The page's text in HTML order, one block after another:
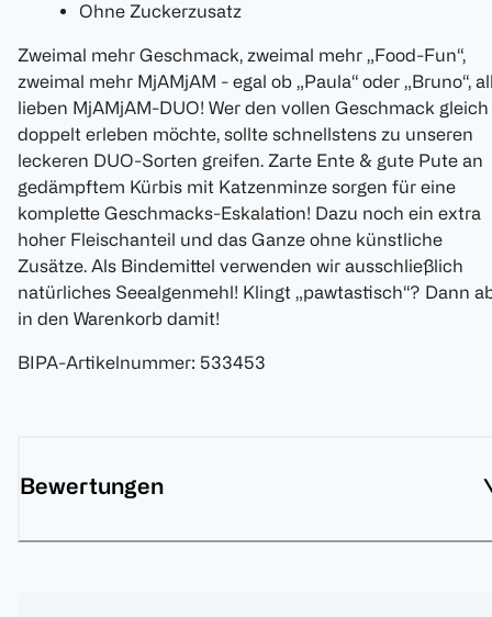
Ohne Zuckerzusatz
Zweimal mehr Geschmack, zweimal mehr „Food-Fun“,
zweimal mehr MjAMjAM - egal ob „Paula“ oder „Bruno“,
lieben MjAMjAM-DUO! Wer den vollen Geschmack gleich
doppelt erleben möchte, sollte schnellstens zu unseren
leckeren DUO-Sorten greifen. Zarte Ente & gute Pute an
gedämpftem Kürbis mit Katzenminze sorgen für eine
komplette Geschmacks-Eskalation! Dazu noch ein extra
hoher Fleischanteil und das Ganze ohne künstliche
Zusätze. Als Bindemittel verwenden wir ausschließlich
natürliches Seealgenmehl! Klingt „pawtastisch“? Dann
in den Warenkorb damit!
BIPA-Artikelnummer: 533453
Bewertungen